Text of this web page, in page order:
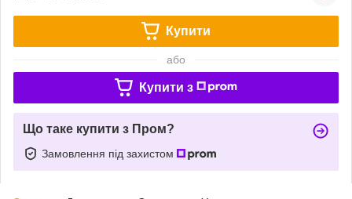
Купити
або
Купити з
Що таке купити з Пром?
Замовлення під захистом